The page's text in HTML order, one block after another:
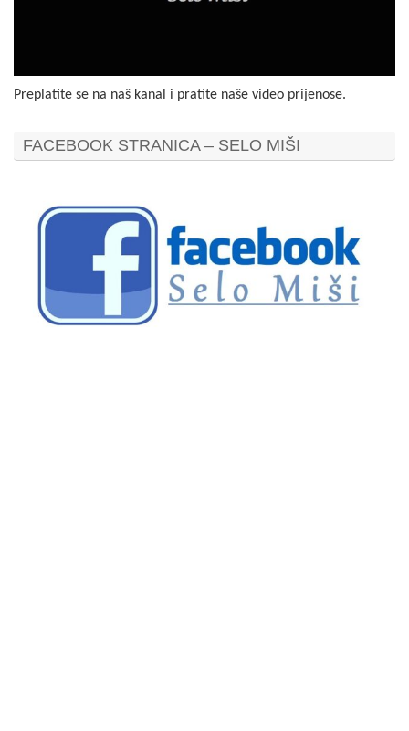
Preplatite se na naš kanal i pratite naše video prijenose.
FACEBOOK STRANICA – SELO MIŠI